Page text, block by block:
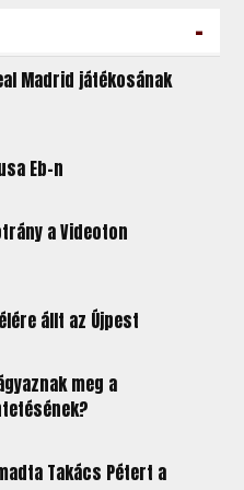
-
Madrid játékosának
Eb-n
a Videoton
állt az Újpest
meg a
Takács Pétert a